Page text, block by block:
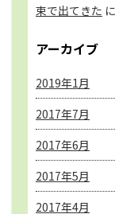
束で出てきた に
アーカイブ
2019年1月
2017年7月
2017年6月
2017年5月
2017年4月